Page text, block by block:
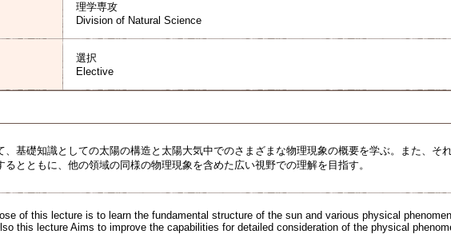
理学専攻
Division of Natural Science
選択
Elective
、基礎知識としての太陽の構造と太陽大気中でのさまざまな物理現象の概要を学ぶ。また、そ
るとともに、他の領域の同様の物理現象を含めた広い視野での理解を目指す。
of this lecture is to learn the fundamental structure of the sun and various physical
this lecture Aims to improve the capabilities for detailed consideration of the physical